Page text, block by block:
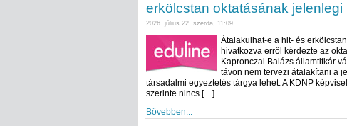
erkölcstan oktatásának jelenlegi
2026. július 22. szerda, 11:09
Átalakulhat-e a hit- és
hivatkozva erről kérdezte az
Kapronczai Balázs államtitkár
távon nem tervezi átalakítani a
társadalmi egyeztetés tárgya lehet. A KDNP
szerinte nincs […]
Bővebben...